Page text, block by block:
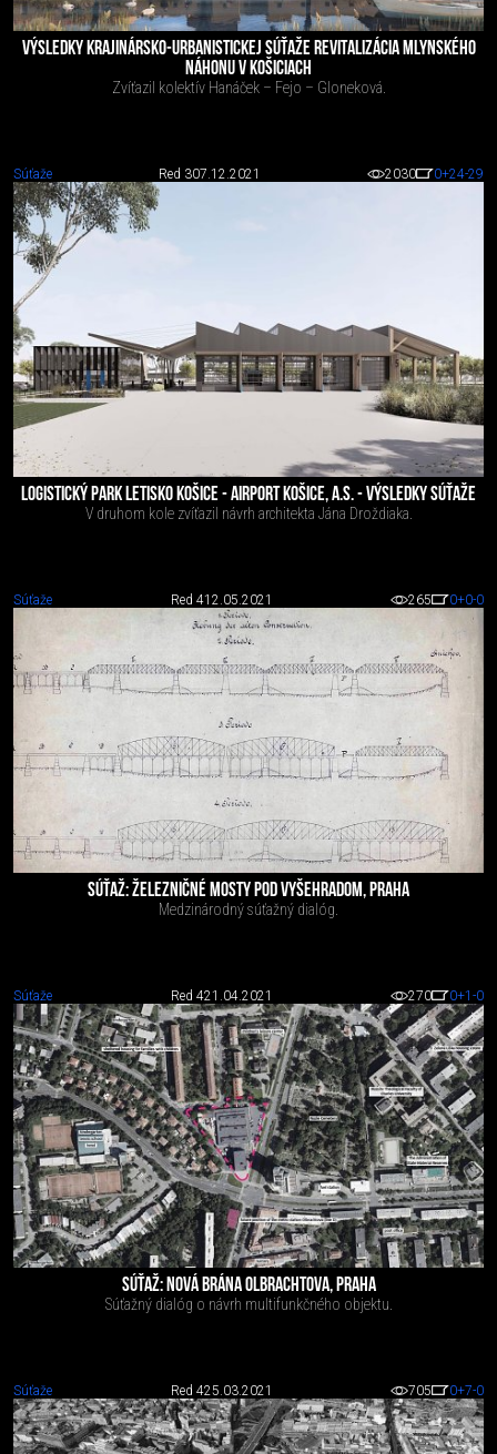
VÝSLEDKY KRAJINÁRSKO-URBANISTICKEJ SÚŤAŽE REVITALIZÁCIA MLYNSKÉHO
NÁHONU V KOŠICIACH
Zvíťazil kolektív Hanáček – Fejo – Gloneková.
Súťaže Red 307.12.2021 2030 0+24-29
LOGISTICKÝ PARK LETISKO KOŠICE - AIRPORT KOŠICE, A.S. - VÝSLEDKY SÚŤAŽE
V druhom kole zvíťazil návrh architekta Jána Droždiaka.
Súťaže Red 412.05.2021 265 0+0-0
SÚŤAŽ: ŽELEZNIČNÉ MOSTY POD VYŠEHRADOM, PRAHA
Medzinárodný súťažný dialóg.
Súťaže Red 421.04.2021 270 0+1 -0
SÚŤAŽ: NOVÁ BRÁNA OLBRACHTOVA, PRAHA
Súťažný dialóg o návrh multifunkčného objektu.
Súťaže Red 425.03.2021 705 0+7-0